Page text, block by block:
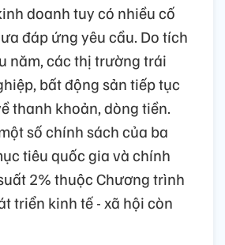
doanh tuy có nhiều cố
đáp ứng yêu cầu. Do tích
năm, các thị trường trái
bất động sản tiếp tục
thanh khoản, dòng tiền.
số chính sách của ba
tiêu quốc gia và chính
2% thuộc Chương trình
triển kinh tế - xã hội còn